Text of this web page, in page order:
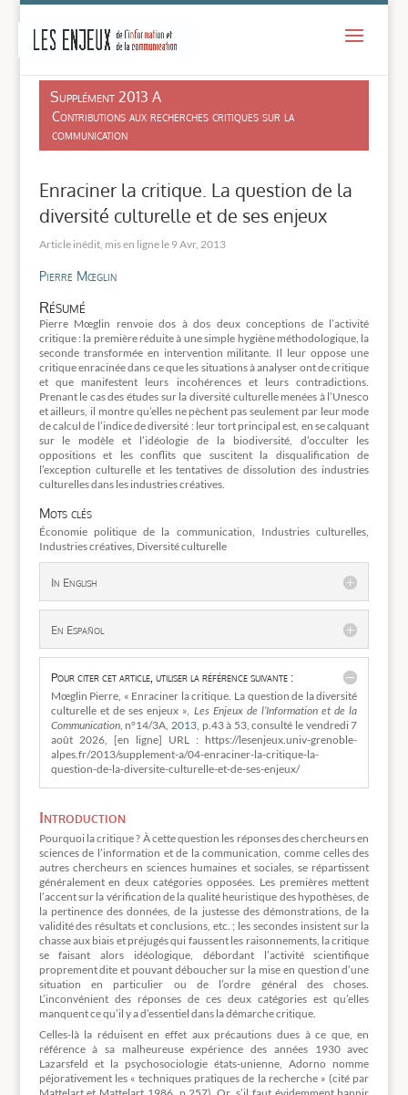
Supplément 2013 A
Contributions aux recherches critiques sur la
communication
Enraciner la critique. La question de la
diversité culturelle et de ses enjeux
9 Avr, 2013
Pierre Mœglin
Résumé
Pierre Mœglin renvoie dos à dos deux conceptions de l’activité
critique : la première réduite à une simple hygiène méthodologique, la
seconde transformée en intervention militante. Il leur oppose une
critique enracinée dans ce que les situations à analyser ont de critique
et que manifestent leurs incohérences et leurs contradictions.
Prenant le cas des études sur la diversité culturelle menées à l’Unesco
et ailleurs, il montre qu’elles ne pèchent pas seulement par leur mode
de calcul de l’indice de diversité : leur tort principal est, en se calquant
sur le modèle et l’idéologie de la biodiversité, d’occulter les
oppositions et les conflits que suscitent la disqualification de
l’exception culturelle et les tentatives de dissolution des industries
culturelles dans les industries créatives.
Mots clés
Économie politique de la communication, Industries culturelles,
Industries créatives, Diversité culturelle
In English
En Español
Pour citer cet article, utiliser la référence suivante :
Mœglin Pierre, « Enraciner la critique. La question de la diversité
culturelle et de ses enjeux », Les Enjeux de l’Information et de la
Communication, n°14/3A, 2013, p.43 à 53, consulté le vendredi 7
août 2026, [en ligne] URL : https://lesenjeux.univ-grenoble-
alpes.fr/2013/supplement-a/04-enraciner-la-critique-la-
question-de-la-diversite-culturelle-et-de-ses-enjeux/
Introduction
Pourquoi la critique ? À cette question les réponses des chercheurs en
sciences de l’information et de la communication, comme celles des
autres chercheurs en sciences humaines et sociales, se répartissent
généralement en deux catégories opposées. Les premières mettent
l’accent sur la vérification de la qualité heuristique des hypothèses, de
la pertinence des données, de la justesse des démonstrations, de la
validité des résultats et conclusions, etc. ; les secondes insistent sur la
chasse aux biais et préjugés qui faussent les raisonnements, la critique
se faisant alors idéologique, débordant l’activité scientifique
proprement dite et pouvant déboucher sur la mise en question d’une
situation en particulier ou de l’ordre général des choses.
L’inconvénient des réponses de ces deux catégories est qu’elles
manquent ce qu’il y a d’essentiel dans la démarche critique.
Celles-là la réduisent en effet aux précautions dues à ce que, en
référence à sa malheureuse expérience des années 1930 avec
Lazarsfeld et la psychosociologie états-unienne, Adorno nomme
péjorativement les « techniques pratiques de la recherche » (cité par